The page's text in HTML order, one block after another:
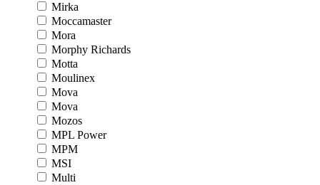
Mirka
Moccamaster
Mora
Morphy Richards
Motta
Moulinex
Mova
Mova
Mozos
MPL Power
MPM
MSI
Multi